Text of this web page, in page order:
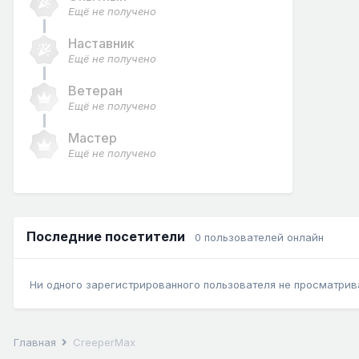
Ещё не получено
Наставник
Ещё не получено
Ветеран
Ещё не получено
Мастер
Ещё не получено
Последние посетители 0 пользователей онлайн
Ни одного зарегистрированного пользователя не
Главная CreeperMax